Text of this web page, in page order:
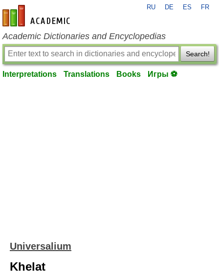
en-academic.com
RU DE ES FR
Academic Dictionaries and Encyclopedias
Search!
Interpretations Translations Books Игры ⚽
Universalium
Khelat